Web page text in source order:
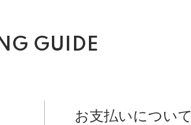
GUIDE
お支払いについて